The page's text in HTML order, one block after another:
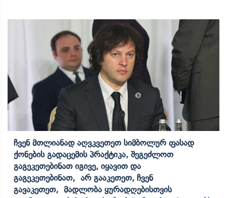
Ჩვენ Მთლიანად Აღვკვეთეთ Სიმბოლურ Ფასად
Ქონების Გადაცემის Პრაქტიკა, Შეგეძლოთ
Გაგეკეთებინათ Იგივე, Იყავით Და
Გაგეკეთებინათ, Არ Გააკეთეთ, Ჩვენ
Გავაკეთეთ, Მადლობა Ყურადღებისთვის